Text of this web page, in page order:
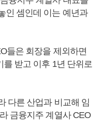
인 셈인데 이는 예년과
들은 회장을 제외하면
를 받고 이후 1년 단위로
다른 산업과 비교해 임
금융지주 계열사 CEO